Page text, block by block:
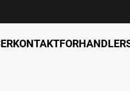
KONTAKT